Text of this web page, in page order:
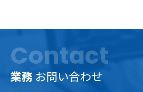
Contact
業務 お問い合わせ